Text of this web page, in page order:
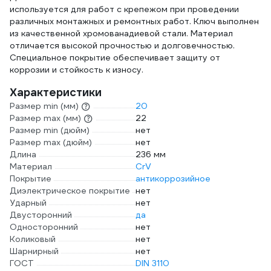
используется для работ с крепежом при проведении
различных монтажных и ремонтных работ. Ключ выполнен
из качественной хромованадиевой стали. Материал
отличается высокой прочностью и долговечностью.
Специальное покрытие обеспечивает защиту от
коррозии и стойкость к износу.
Характеристики
Размер min (мм)
20
Размер max (мм)
22
Размер min (дюйм)
нет
Размер max (дюйм)
нет
Длина
236 мм
Материал
CrV
Покрытие
антикоррозийное
Диэлектрическое покрытие нет
Ударный
нет
Двусторонний
да
Односторонний
нет
Коликовый
нет
Шарнирный
нет
ГОСТ
DIN 3110